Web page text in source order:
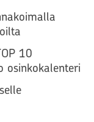
10
osinkokalenteri